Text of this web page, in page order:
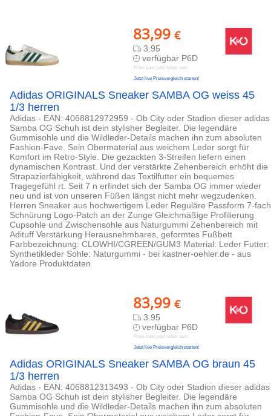
83,99 €
3.95
verfügbar P6D
Preis kann jetzt höher sein
Jetzt live Preisvergleich starten!
Adidas ORIGINALS Sneaker SAMBA OG weiss 45
1/3 herren
Adidas - EAN: 4068812972959 - Ob City oder Stadion dieser adidas
Samba OG Schuh ist dein stylisher Begleiter. Die legendäre
Gummisohle und die Wildleder-Details machen ihn zum absoluten
Fashion-Fave. Sein Obermaterial aus weichem Leder sorgt für
Komfort im Retro-Style. Die gezackten 3-Streifen liefern einen
dynamischen Kontrast. Und der verstärkte Zehenbereich erhöht die
Strapazierfähigkeit, während das Textilfutter ein bequemes
Tragegefühl rt. Seit 7 n erfindet sich der Samba OG immer wieder
neu und ist von unseren Füßen längst nicht mehr wegzudenken.
Herren Sneaker aus hochwertigem Leder Reguläre Passform 7-fach
Schnürung Logo-Patch an der Zunge Gleichmäßige Profilierung
Cupsohle und Zwischensohle aus Naturgummi Zehenbereich mit
Adituff Verstärkung Herausnehmbares, geformtes Fußbett
Farbbezeichnung: CLOWHI/CGREEN/GUM3 Material: Leder Futter:
Synthetikleder Sohle: Naturgummi - bei kastner-oehler.de - aus
Yadore Produktdaten
83,99 €
3.95
verfügbar P6D
Preis kann jetzt höher sein
Jetzt live Preisvergleich starten!
Adidas ORIGINALS Sneaker SAMBA OG braun 45
1/3 herren
Adidas - EAN: 4068812313493 - Ob City oder Stadion dieser adidas
Samba OG Schuh ist dein stylisher Begleiter. Die legendäre
Gummisohle und die Wildleder-Details machen ihn zum absoluten